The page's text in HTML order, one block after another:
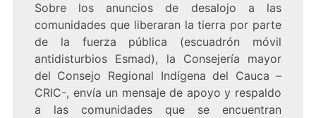
Sobre los anuncios de desalojo a las
comunidades que liberaran la tierra por parte
de la fuerza pública (escuadrón móvil
antidisturbios Esmad), la Consejería mayor
del Consejo Regional Indígena del Cauca –
CRIC-, envía un mensaje de apoyo y respaldo
a las comunidades que se encuentran